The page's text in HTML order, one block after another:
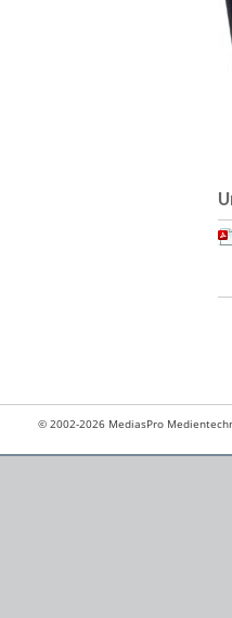
© 2002-2026 MediasPro